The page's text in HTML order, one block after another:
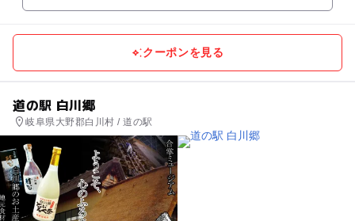
クーポンを見る
道の駅 白川郷
岐阜県大野郡白川村 / 道の駅